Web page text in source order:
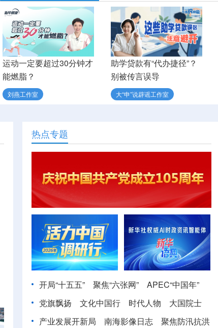
运动一定要超过30分钟才
能燃脂？
刘燕工作室
助学贷款有“代办捷径”？
别被传言误导
大“申”说辟谣工作室
热点专题
开局“十五五” 聚焦“六张网”
APEC“中国年”
党旗飘扬
文化中国行 时代人物
大国院士
产业发展开新局
南海影像日志 聚焦防汛抗洪